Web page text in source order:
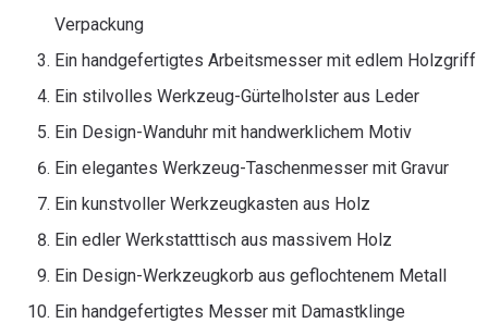
Verpackung
Ein handgefertigtes Arbeitsmesser mit edlem Holzgriff
Ein stilvolles Werkzeug-Gürtelholster aus Leder
Ein Design-Wanduhr mit handwerklichem Motiv
Ein elegantes Werkzeug-Taschenmesser mit Gravur
Ein kunstvoller Werkzeugkasten aus Holz
Ein edler Werkstatttisch aus massivem Holz
Ein Design-Werkzeugkorb aus geflochtenem Metall
Ein handgefertigtes Messer mit Damastklinge